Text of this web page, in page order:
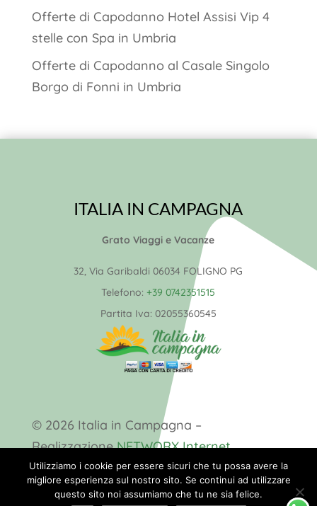
Offerte di Capodanno Hotel Assisi Vip 4
stelle con Spa in Umbria
Offerte di Capodanno al Casale Singolo
Borgo di Fonni in Umbria
ITALIA IN CAMPAGNA
Grato Viaggi e Vacanze
32, Via Garibaldi 06034 FOLIGNO PG
Telefono: +39 0742351515
Partita Iva: 02055360545
© 2026 Italia in Campagna –
RealizzazioneNETWORX Internet
Solutions
Utilizziamo i cookie per essere sicuri che tu possa avere la
migliore esperienza sul nostro sito. Se continui ad utilizzare
questo sito noi assumiamo che tu ne sia felice.